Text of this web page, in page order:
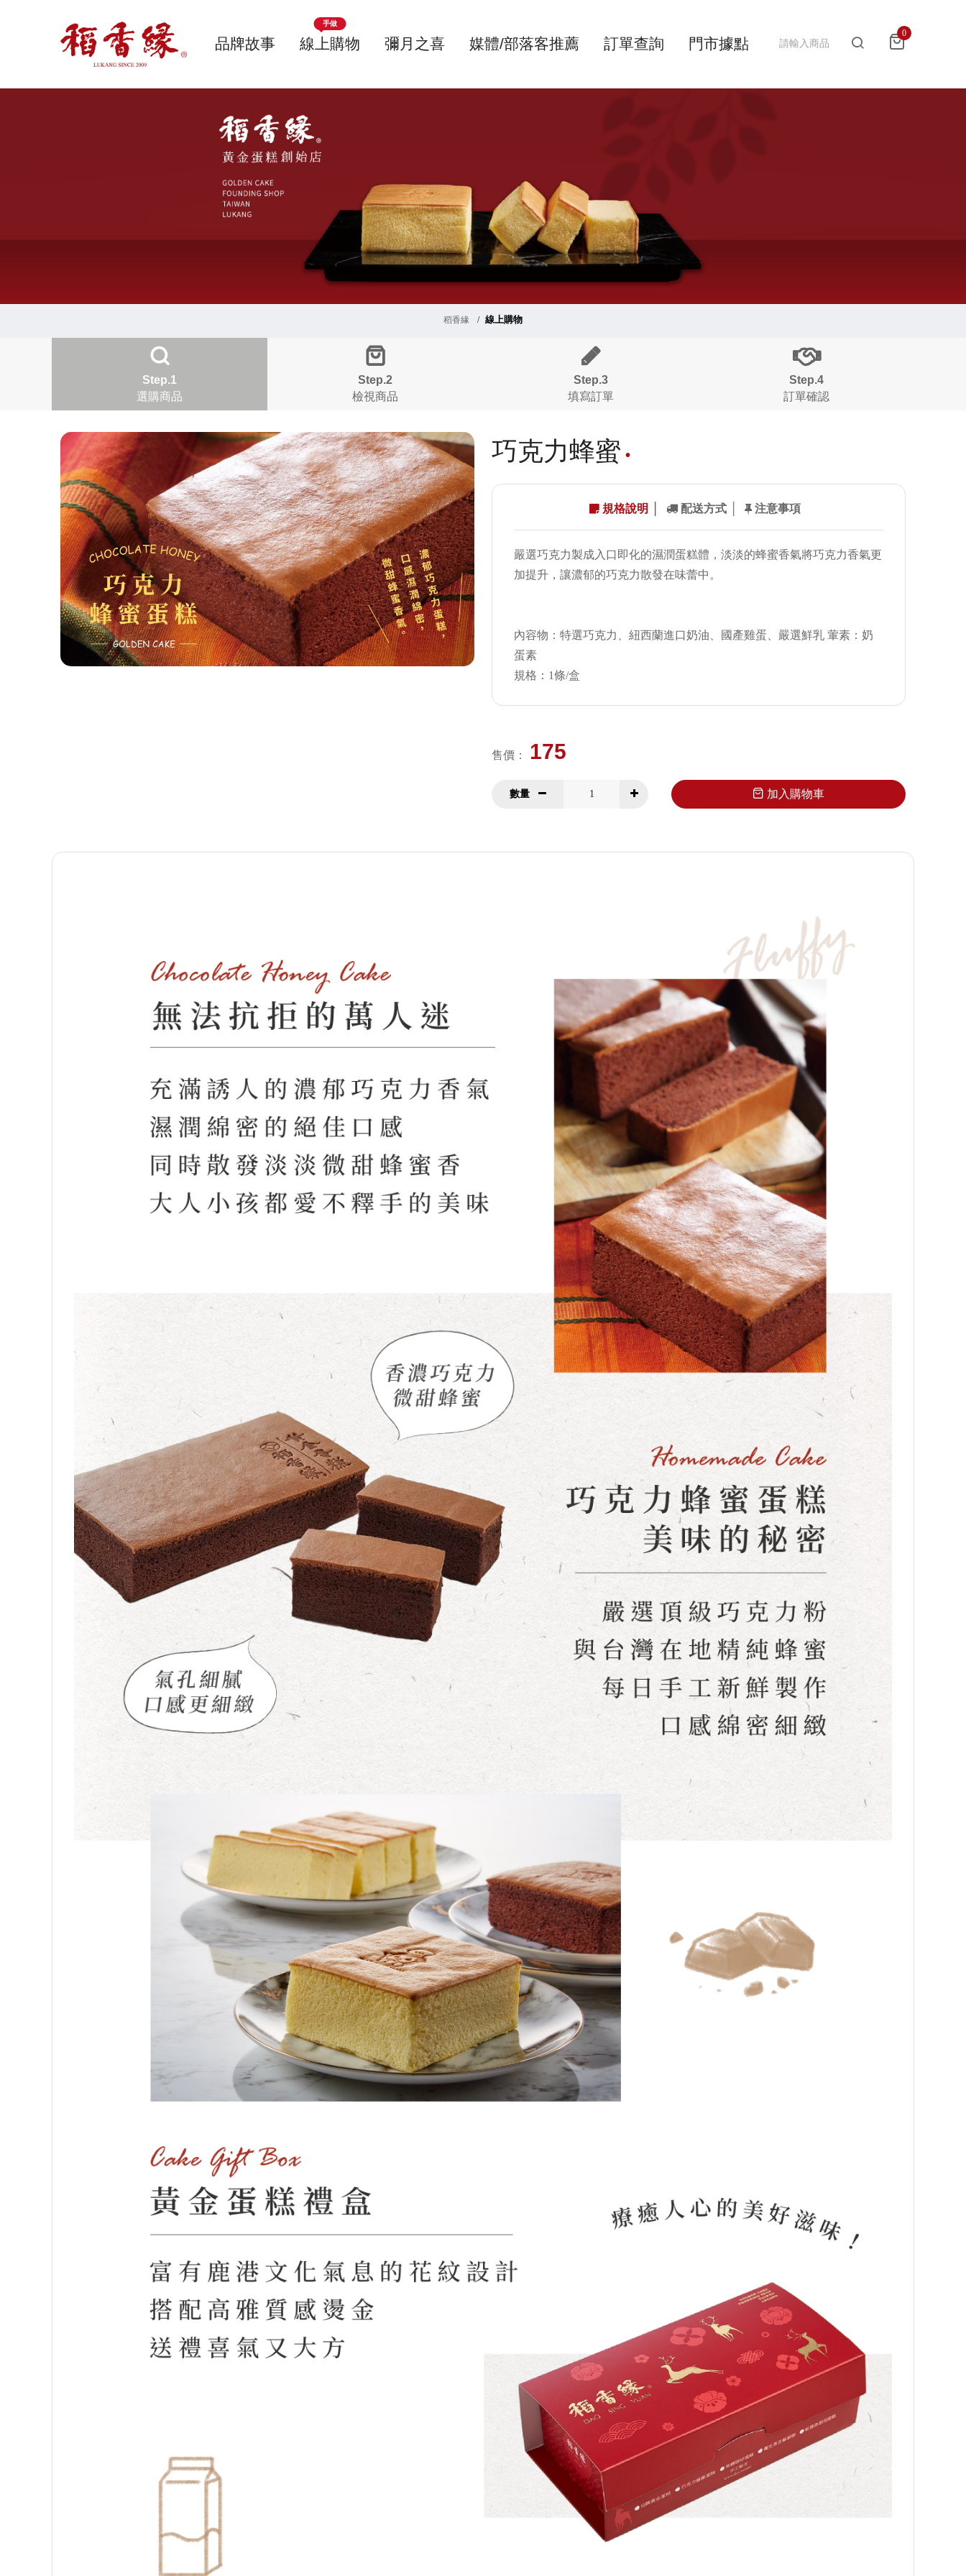
品牌故事 線上購物
手做
彌月之喜 媒體/部落客推薦 訂單查詢 門市據點
0
稻香緣 線上購物
Step.1
選購商品
Step.2
檢視商品
Step.3
填寫訂單
Step.4
訂單確認
巧克力蜂蜜
規格說明 │ 配送方式 │ 注意事項
嚴選巧克力製成入口即化的濕潤蛋糕體，淡淡的蜂蜜香氣將巧克力香氣更
加提升，讓濃郁的巧克力散發在味蕾中。
內容物：特選巧克力、紐西蘭進口奶油、國產雞蛋、嚴選鮮乳 葷素：奶
蛋素
規格：1條/盒
售價 ： 175
數量 加入購物車